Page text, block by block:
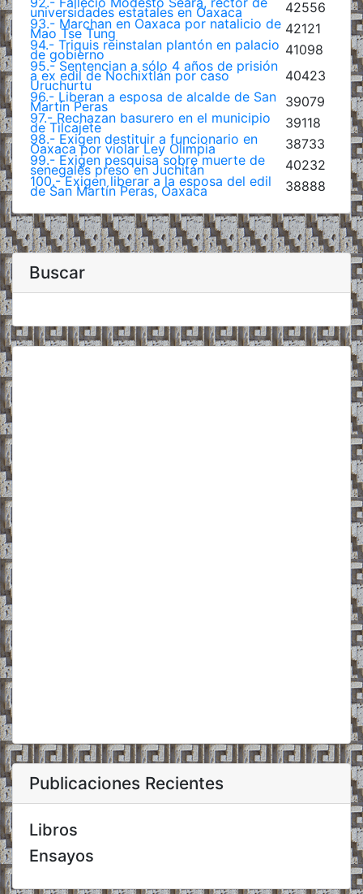
universidades estatales en Oaxaca
42556
93.- Marchan en Oaxaca por natalicio de
Mao Tse Tung
42121
94.- Triquis reinstalan plantón en palacio
de gobierno
41098
95.- Sentencian a sólo 4 años de prisión
a ex edil de Nochixtlán por caso
Uruchurtu
40423
96.- Liberan a esposa de alcalde de San
Martín Peras
39079
97.- Rechazan basurero en el municipio
de Tilcajete
39118
98.- Exigen destituir a funcionario en
Oaxaca por violar Ley Olimpia
38733
99.- Exigen pesquisa sobre muerte de
senegalés preso en Juchitán
40232
100.- Exigen liberar a la esposa del edil
de San Martín Peras, Oaxaca 38888
Buscar
Publicaciones Recientes
Libros
Ensayos